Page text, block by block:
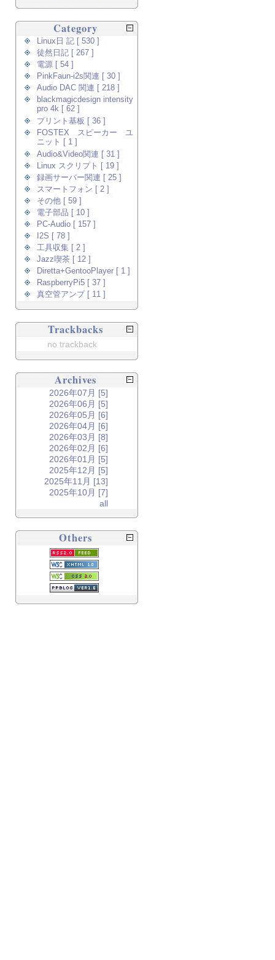
Category
Linux日 記 [ 530 ]
徒然日記 [ 267 ]
電源 [ 54 ]
PinkFaun-i2s関連 [ 30 ]
Audio DAC 関連 [ 218 ]
blackmagicdesign intensity
pro 4k [ 62 ]
プリント基板 [ 36 ]
FOSTEX スピーカー ユ
ニット [ 1 ]
Audio&Video関連 [ 31 ]
Linux スクリプト [ 19 ]
録画サーバー関連 [ 25 ]
スマートフォン [ 2 ]
その他 [ 59 ]
電子部品 [ 10 ]
PC-Audio [ 157 ]
I2S [ 78 ]
工具収集 [ 2 ]
Jazz喫茶 [ 12 ]
Diretta+GentooPlayer [ 1 ]
RaspberryPi5 [ 37 ]
真空管アンプ [ 11 ]
Trackbacks
no trackback
Archives
2026年07月 [5]
2026年06月 [5]
2026年05月 [6]
2026年04月 [6]
2026年03月 [8]
2026年02月 [6]
2026年01月 [5]
2025年12月 [5]
2025年11月 [13]
2025年10月 [7]
all
Others